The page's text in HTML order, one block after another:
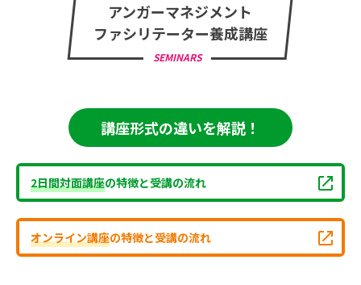
アンガーマネジメント
ファシリテーター養成講座
SEMINARS
講座形式の違いを解説！
2日間対面講座の特徴と受講の流れ
オンライン講座の特徴と受講の流れ